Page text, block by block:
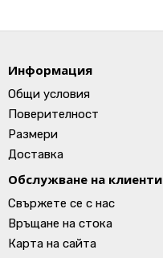
Информация
Общи условия
Поверителност
Размери
Доставка
Обслужване на клиенти
Свържете се с нас
Връщане на стока
Карта на сайта